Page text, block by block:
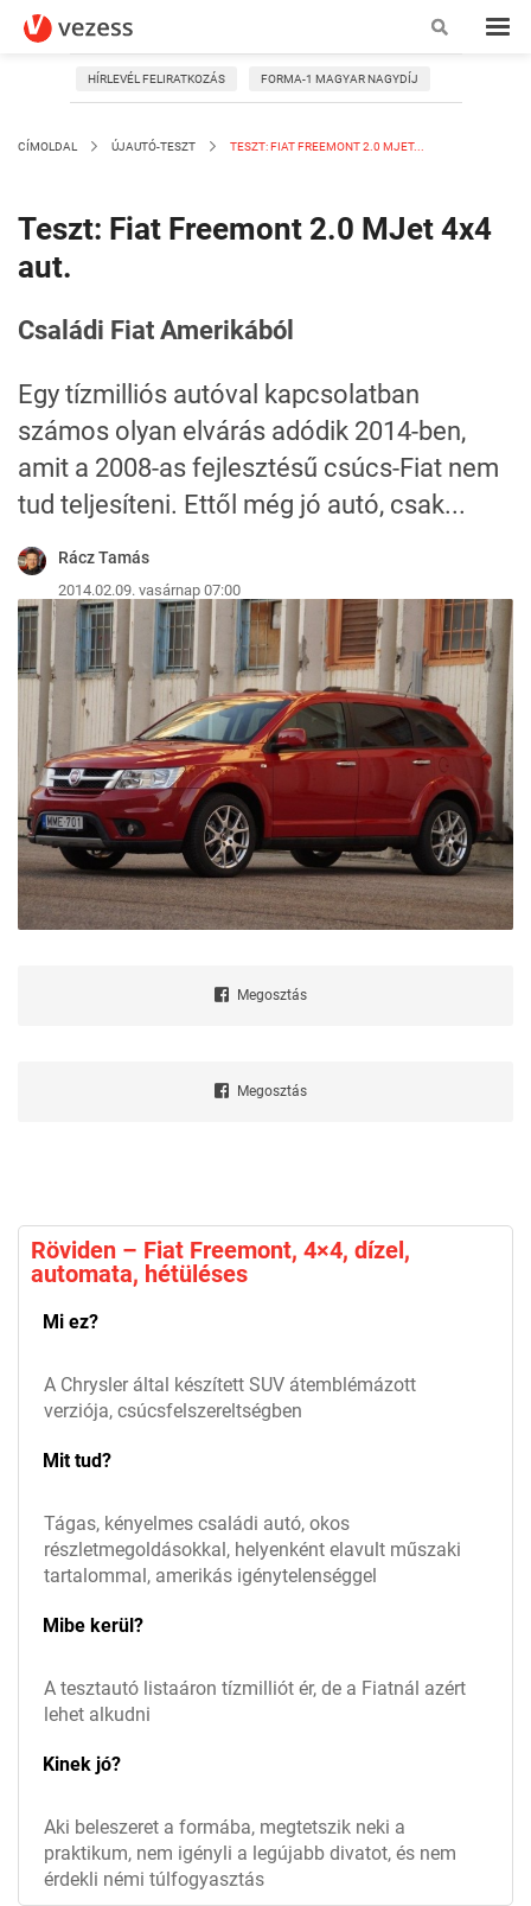
HÍRLEVÉL FELIRATKOZÁS FORMA-1 MAGYAR NAGYDÍJ
CÍMOLDAL ÚJAUTÓ-TESZT TESZT: FIAT FREEMONT 2.0 MJET...
Teszt: Fiat Freemont 2.0 MJet 4x4
aut.
Családi Fiat Amerikából
Egy tízmilliós autóval kapcsolatban
számos olyan elvárás adódik 2014-ben,
amit a 2008-as fejlesztésű csúcs-Fiat nem
tud teljesíteni. Ettől még jó autó, csak...
Rácz Tamás
2014.02.09. vasárnap 07:00
Megosztás
Megosztás
Röviden – Fiat Freemont, 4×4, dízel,
automata, hétüléses
Mi ez?
A Chrysler által készített SUV átemblémázott
verziója, csúcsfelszereltségben
Mit tud?
Tágas, kényelmes családi autó, okos
részletmegoldásokkal, helyenként elavult műszaki
tartalommal, amerikás igénytelenséggel
Mibe kerül?
A tesztautó listaáron tízmilliót ér, de a Fiatnál azért
lehet alkudni
Kinek jó?
Aki beleszeret a formába, megtetszik neki a
praktikum, nem igényli a legújabb divatot, és nem
érdekli némi túlfogyasztás